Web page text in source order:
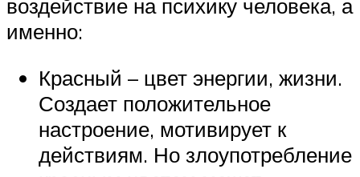
воздействие на психику человека, а
именно:
Красный – цвет энергии, жизни.
Создает положительное
настроение, мотивирует к
действиям. Но злоупотребление